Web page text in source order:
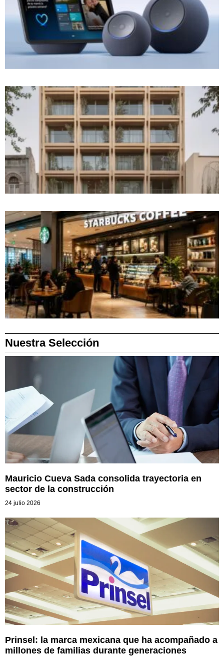
Nuestra Selección
Mauricio Cueva Sada consolida trayectoria en
sector de la construcción
24 julio 2026
Prinsel: la marca mexicana que ha acompañado a
millones de familias durante generaciones